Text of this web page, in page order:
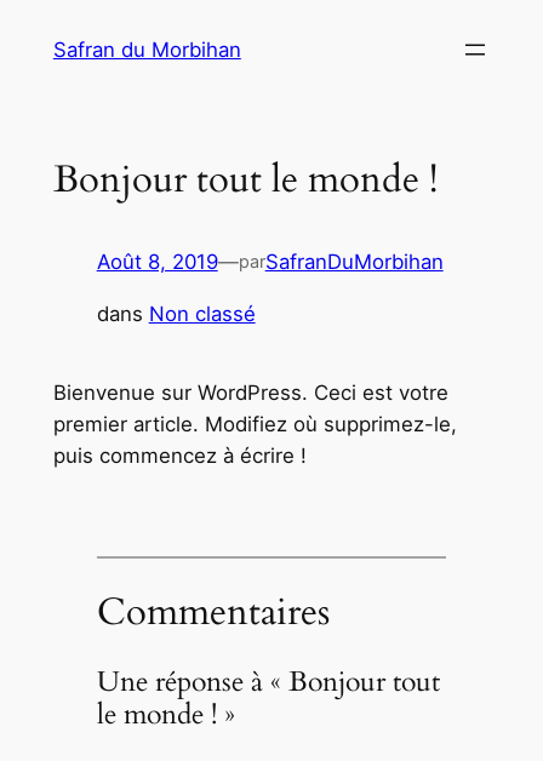
Safran du Morbihan
Bonjour tout le monde !
Août 8, 2019—parSafranDuMorbihan
dans Non classé
Bienvenue sur WordPress. Ceci est votre
premier article. Modifiez où supprimez-le,
puis commencez à écrire !
Commentaires
Une réponse à « Bonjour tout
le monde ! »